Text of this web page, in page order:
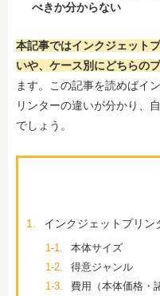
べきか分からない
本記事ではインクジェット
いや、ケース別にどちらの
ます。この記事を読めばイ
リンターの違いが分かり、
でしょう。
1. インクジェットプリ
1-1.
本体サイズ
1-2.
得意ジャンル
1-3.
費用（本体価格・